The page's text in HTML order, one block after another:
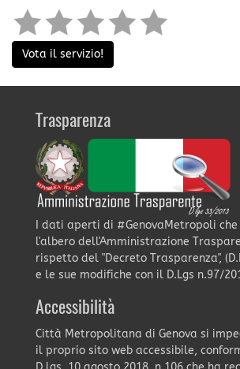
Vota il servizio!
Trasparenza
I dati aperti di #GenovaMetropoli
l'albero dell'Amministrazione
rispetto del "Decreto Trasparenza",
e le sue modifiche con il D.Lgs n.97/
Accessibilità
Città Metropolitana di Genova si
il proprio sito web accessibile,